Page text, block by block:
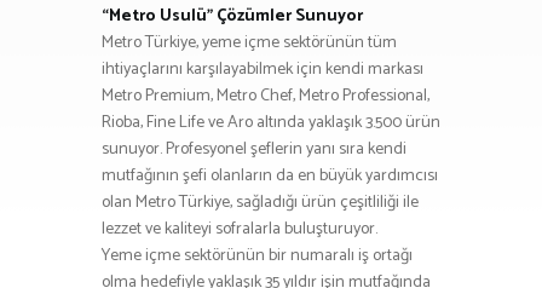
“Metro Usulü” Çözümler Sunuyor
Metro Türkiye, yeme içme sektörünün tüm
ihtiyaçlarını karşılayabilmek için kendi markası
Metro Premium, Metro Chef, Metro Professional,
Rioba, Fine Life ve Aro altında yaklaşık 3.500 ürün
sunuyor. Profesyonel şeflerin yanı sıra kendi
mutfağının şefi olanların da en büyük yardımcısı
olan Metro Türkiye, sağladığı ürün çeşitliliği ile
lezzet ve kaliteyi sofralarla buluşturuyor.
Yeme içme sektörünün bir numaralı iş ortağı
olma hedefiyle yaklaşık 35 yıldır işin mutfağında